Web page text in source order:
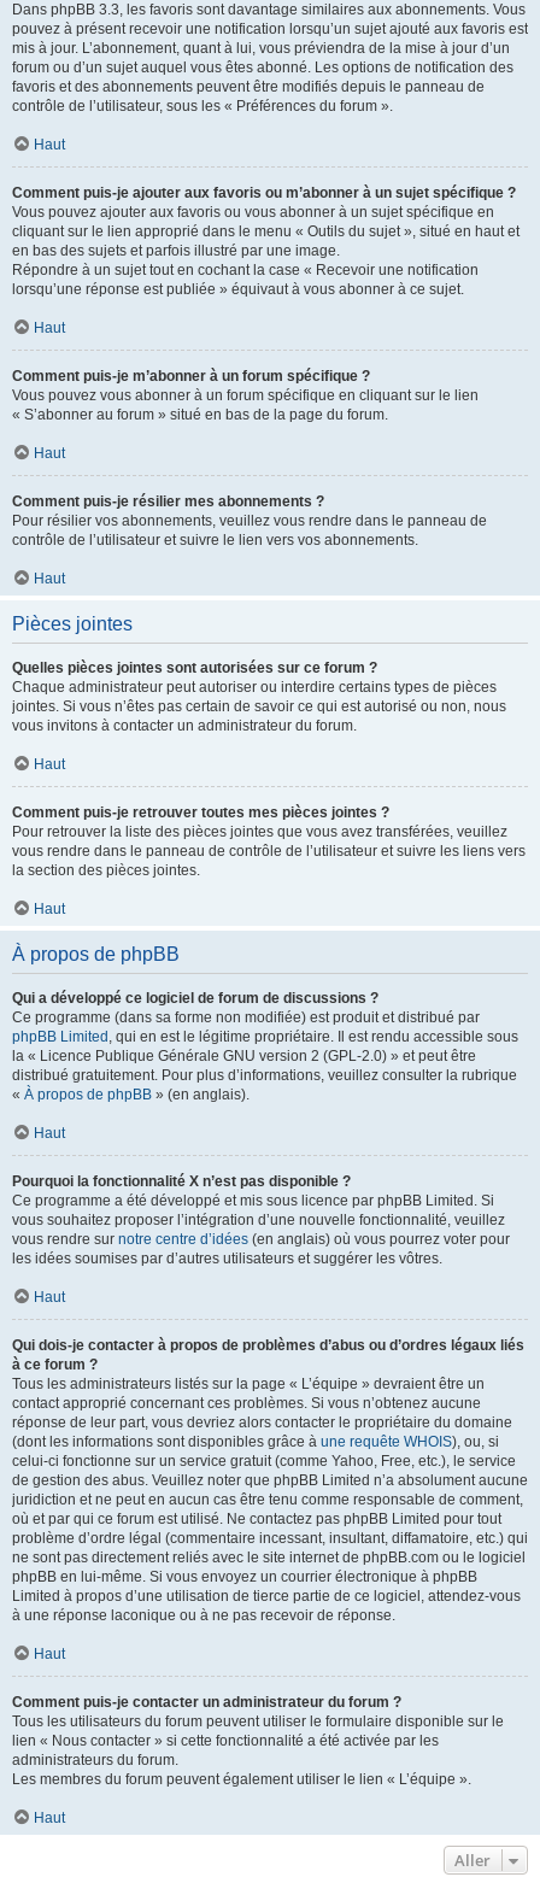
Dans phpBB 3.3, les favoris sont davantage similaires aux abonnements. Vous
pouvez à présent recevoir une notification lorsqu’un sujet ajouté aux favoris est
mis à jour. L’abonnement, quant à lui, vous préviendra de la mise à jour d’un
forum ou d’un sujet auquel vous êtes abonné. Les options de notification des
favoris et des abonnements peuvent être modifiés depuis le panneau de
contrôle de l’utilisateur, sous les « Préférences du forum ».
Haut
Comment puis-je ajouter aux favoris ou m’abonner à un sujet spécifique ?
Vous pouvez ajouter aux favoris ou vous abonner à un sujet spécifique en
cliquant sur le lien approprié dans le menu « Outils du sujet », situé en haut et
en bas des sujets et parfois illustré par une image.
Répondre à un sujet tout en cochant la case « Recevoir une notification
lorsqu’une réponse est publiée » équivaut à vous abonner à ce sujet.
Haut
Comment puis-je m’abonner à un forum spécifique ?
Vous pouvez vous abonner à un forum spécifique en cliquant sur le lien
« S’abonner au forum » situé en bas de la page du forum.
Haut
Comment puis-je résilier mes abonnements ?
Pour résilier vos abonnements, veuillez vous rendre dans le panneau de
contrôle de l’utilisateur et suivre le lien vers vos abonnements.
Haut
Pièces jointes
Quelles pièces jointes sont autorisées sur ce forum ?
Chaque administrateur peut autoriser ou interdire certains types de pièces
jointes. Si vous n’êtes pas certain de savoir ce qui est autorisé ou non, nous
vous invitons à contacter un administrateur du forum.
Haut
Comment puis-je retrouver toutes mes pièces jointes ?
Pour retrouver la liste des pièces jointes que vous avez transférées, veuillez
vous rendre dans le panneau de contrôle de l’utilisateur et suivre les liens vers
la section des pièces jointes.
Haut
À propos de phpBB
Qui a développé ce logiciel de forum de discussions ?
Ce programme (dans sa forme non modifiée) est produit et distribué par
phpBB Limited , qui en est le légitime propriétaire. Il est rendu accessible sous
la « Licence Publique Générale GNU version 2 (GPL-2.0) » et peut être
distribué gratuitement. Pour plus d’informations, veuillez consulter la rubrique
« À propos de phpBB » (en anglais).
Haut
Pourquoi la fonctionnalité X n’est pas disponible ?
Ce programme a été développé et mis sous licence par phpBB Limited. Si
vous souhaitez proposer l’intégration d’une nouvelle fonctionnalité, veuillez
vous rendre sur notre centre d’idées (en anglais) où vous pourrez voter pour
les idées soumises par d’autres utilisateurs et suggérer les vôtres.
Haut
Qui dois-je contacter à propos de problèmes d’abus ou d’ordres légaux liés
à ce forum ?
Tous les administrateurs listés sur la page « L’équipe » devraient être un
contact approprié concernant ces problèmes. Si vous n’obtenez aucune
réponse de leur part, vous devriez alors contacter le propriétaire du domaine
(dont les informations sont disponibles grâce à une requête WHOIS), ou, si
celui-ci fonctionne sur un service gratuit (comme Yahoo, Free, etc.), le service
de gestion des abus. Veuillez noter que phpBB Limited n’a absolument aucune
juridiction et ne peut en aucun cas être tenu comme responsable de comment,
où et par qui ce forum est utilisé. Ne contactez pas phpBB Limited pour tout
problème d’ordre légal (commentaire incessant, insultant, diffamatoire, etc.) qui
ne sont pas directement reliés avec le site internet de phpBB.com ou le logiciel
phpBB en lui-même. Si vous envoyez un courrier électronique à phpBB
Limited à propos d’une utilisation de tierce partie de ce logiciel, attendez-vous
à une réponse laconique ou à ne pas recevoir de réponse.
Haut
Comment puis-je contacter un administrateur du forum ?
Tous les utilisateurs du forum peuvent utiliser le formulaire disponible sur le
lien « Nous contacter » si cette fonctionnalité a été activée par les
administrateurs du forum.
Les membres du forum peuvent également utiliser le lien « L’équipe ».
Haut
Aller